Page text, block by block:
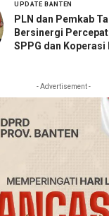
UPDATE BANTEN
PLN dan Pemkab
Bersinergi
SPPG dan Koperasi
- Advertisement -